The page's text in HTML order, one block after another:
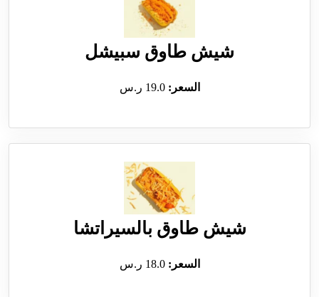
شيش طاوق سبيشل
السعر:19.0 ر.س
شيش طاوق بالسيراتشا
السعر:18.0 ر.س